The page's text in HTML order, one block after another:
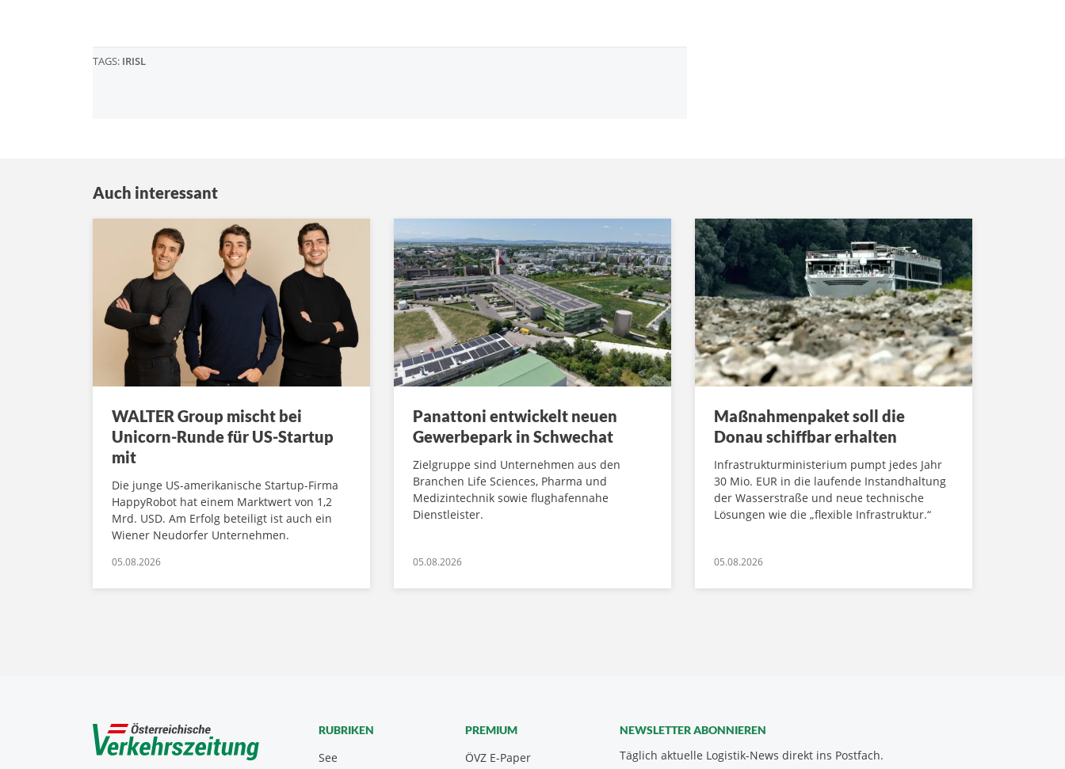
TAGS: IRISL
Auch interessant
WALTER Group mischt bei
Unicorn-Runde für US-Startup
mit
Die junge US-amerikanische Startup-Firma
HappyRobot hat einem Marktwert von 1,2
Mrd. USD. Am Erfolg beteiligt ist auch ein
Wiener Neudorfer Unternehmen.
05.08.2026
Panattoni entwickelt neuen
Gewerbepark in Schwechat
Zielgruppe sind Unternehmen aus den
Branchen Life Sciences, Pharma und
Medizintechnik sowie flughafennahe
Dienstleister.
05.08.2026
Maßnahmenpaket soll die
Donau schiffbar erhalten
Infrastrukturministerium pumpt jedes Jahr
30 Mio. EUR in die laufende Instandhaltung
der Wasserstraße und neue technische
Lösungen wie die „flexible Infrastruktur.“
05.08.2026
NEWSLETTER ABONNIEREN
Täglich aktuelle Logistik-News direkt ins Postfach.
RUBRIKEN
See
PREMIUM
ÖVZ E-Paper